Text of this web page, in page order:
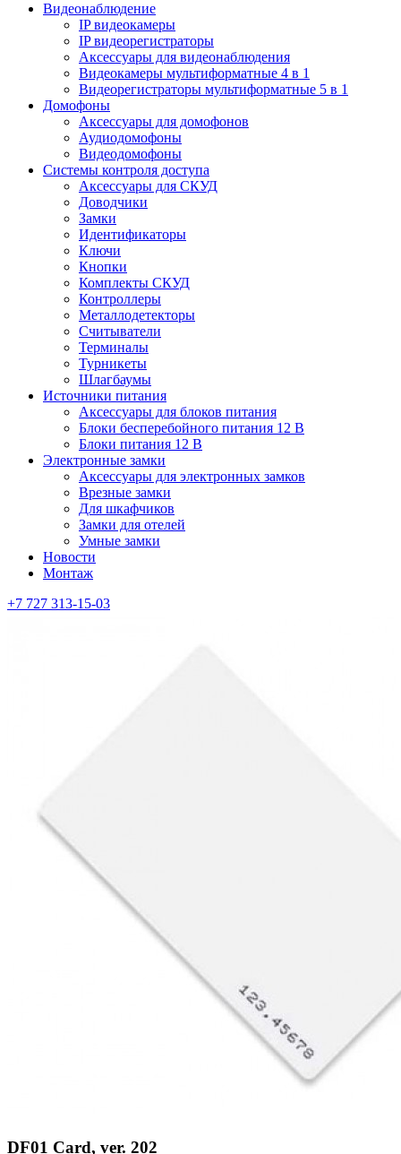
Видеонаблюдение
IP видеокамеры
IP видеорегистраторы
Аксессуары для видеонаблюдения
Видеокамеры мультиформатные 4 в 1
Видеорегистраторы мультиформатные 5 в 1
Домофоны
Аксессуары для домофонов
Аудиодомофоны
Видеодомофоны
Системы контроля доступа
Аксессуары для СКУД
Доводчики
Замки
Идентификаторы
Ключи
Кнопки
Комплекты СКУД
Контроллеры
Металлодетекторы
Считыватели
Терминалы
Турникеты
Шлагбаумы
Источники питания
Аксессуары для блоков питания
Блоки бесперебойного питания 12 В
Блоки питания 12 В
Электронные замки
Аксессуары для электронных замков
Врезные замки
Для шкафчиков
Замки для отелей
Умные замки
Новости
Монтаж
+7 727 313-15-03
DF01 Card, ver. 202